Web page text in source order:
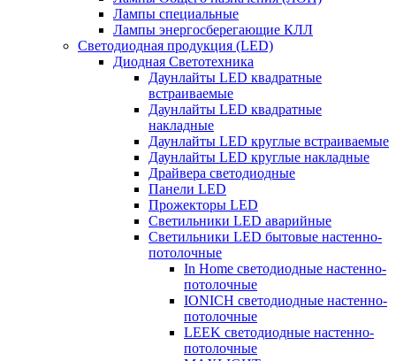
Лампы специальные
Лампы энергосберегающие КЛЛ
Светодиодная продукция (LED)
Диодная Светотехника
Даунлайты LED квадратные
встраиваемые
Даунлайты LED квадратные
накладные
Даунлайты LED круглые встраиваемые
Даунлайты LED круглые накладные
Драйвера светодиодные
Панели LED
Прожекторы LED
Светильники LED аварийные
Светильники LED бытовые настенно-
потолочные
In Home светодиодные настенно-
потолочные
IONICH светодиодные настенно-
потолочные
LEEK светодиодные настенно-
потолочные